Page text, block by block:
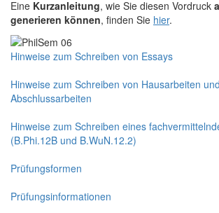
Eine Kurzanleitung, wie Sie diesen Vordruck
generieren können, finden Sie hier.
Hinweise zum Schreiben von Essays
Hinweise zum Schreiben von Hausarbeiten und
Abschlussarbeiten
Hinweise zum Schreiben eines
(B.Phi.12B und B.WuN.12.2)
Prüfungsformen
Prüfungsinformationen